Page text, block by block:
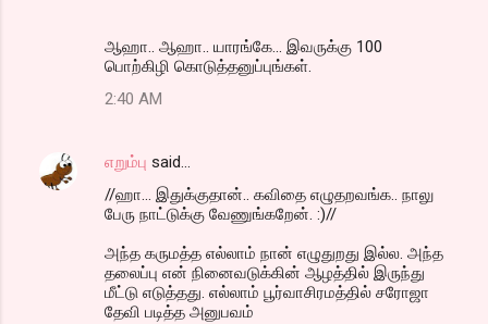
ஆஹா.. ஆஹா.. யாரங்கே... இவருக்கு 100
பொற்கிழி கொடுத்தனுப்புங்கள்.
2:40 AM
எறும்பு said…
//ஹா... இதுக்குதான்.. கவிதை எழுதறவங்க.. நாலு
பேரு நாட்டுக்கு வேணுங்கறேன். :)//
அந்த கருமத்த எல்லாம் நான் எழுதுறது இல்ல. அந்த
தலைப்பு என் நினைவடுக்கின் ஆழத்தில் இருந்து
மீட்டு எடுத்தது. எல்லாம் பூர்வாசிரமத்தில் சரோஜா
தேவி படித்த அனுபவம்